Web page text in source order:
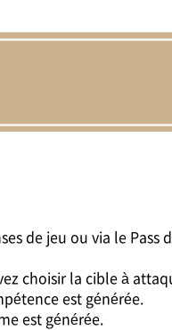
de jeu ou via le Pass
choisir la cible à
est générée.
est générée.